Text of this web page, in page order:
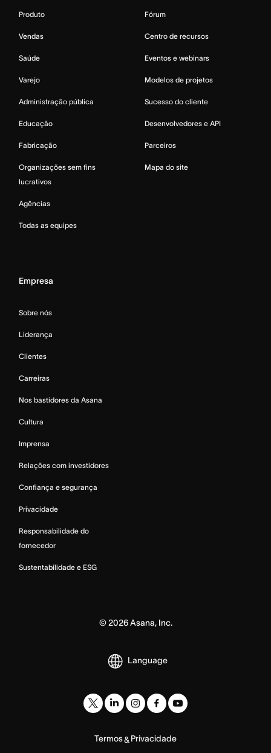
Produto
Vendas
Saúde
Varejo
Administração pública
Educação
Fabricação
Organizações sem fins
lucrativos
Agências
Todas as equipes
Fórum
Centro de recursos
Eventos e webinars
Modelos de projetos
Sucesso do cliente
Desenvolvedores e API
Parceiros
Mapa do site
Empresa
Sobre nós
Liderança
Clientes
Carreiras
Nos bastidores da Asana
Cultura
Imprensa
Relações com investidores
Confiança e segurança
Privacidade
Responsabilidade do
fornecedor
Sustentabilidade e ESG
© 2026Asana, Inc.
Language
Termos& Privacidade